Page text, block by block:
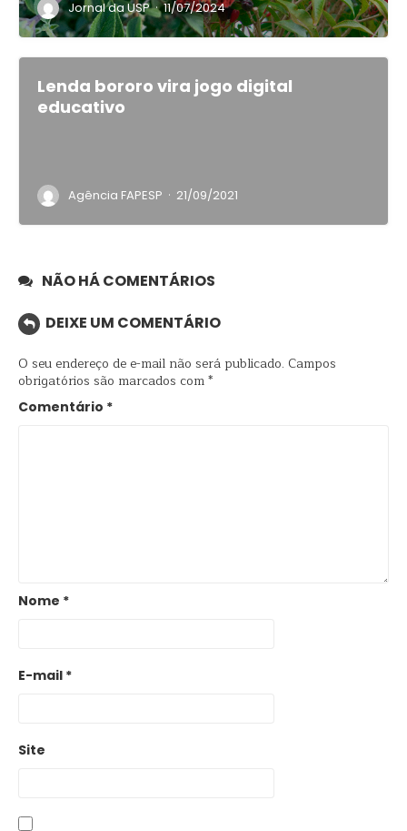
Jornal da USP · 11/07/2024
Lenda bororo vira jogo digital
educativo
Agência FAPESP · 21/09/2021
NÃO HÁ COMENTÁRIOS
DEIXE UM COMENTÁRIO
O seu endereço de e-mail não será publicado. Campos
obrigatórios são marcados com*
Comentário *
Nome *
E-mail *
Site